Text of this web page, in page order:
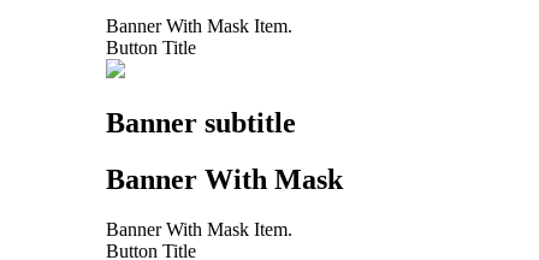
Banner With Mask Item.
Button Title
Banner subtitle
Banner With Mask
Banner With Mask Item.
Button Title